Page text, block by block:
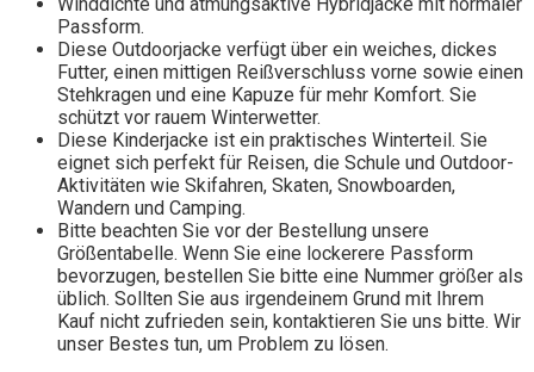
Passform.
Diese Outdoorjacke verfügt über ein weiches, dickes
Futter, einen mittigen Reißverschluss vorne sowie einen
Stehkragen und eine Kapuze für mehr Komfort. Sie
schützt vor rauem Winterwetter.
Diese Kinderjacke ist ein praktisches Winterteil. Sie
eignet sich perfekt für Reisen, die Schule und Outdoor-
Aktivitäten wie Skifahren, Skaten, Snowboarden,
Wandern und Camping.
Bitte beachten Sie vor der Bestellung unsere
Größentabelle. Wenn Sie eine lockerere Passform
bevorzugen, bestellen Sie bitte eine Nummer größer als
üblich. Sollten Sie aus irgendeinem Grund mit Ihrem
Kauf nicht zufrieden sein, kontaktieren Sie uns bitte. Wir
unser Bestes tun, um Problem zu lösen.